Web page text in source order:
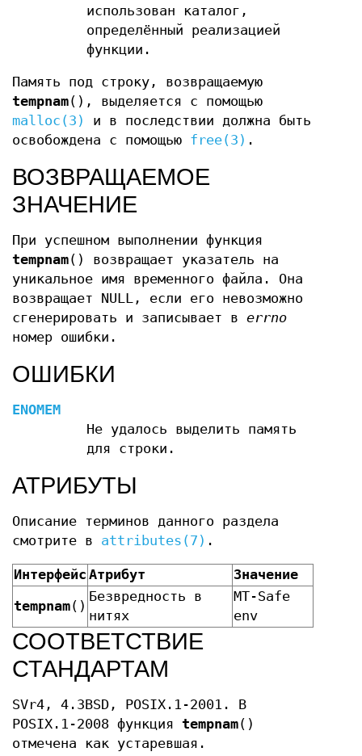
использован каталог,
определённый реализацией
функции.
Память под строку, возвращаемую
tempnam(), выделяется с помощью
malloc(3)
и в последствии должна быть
освобождена с помощью free(3) .
ВОЗВРАЩАЕМОЕ
ЗНАЧЕНИЕ
При успешном выполнении функция
tempnam() возвращает указатель на
уникальное имя временного файла. Она
возвращает NULL, если его невозможно
сгенерировать и записывает в errno
номер ошибки.
ОШИБКИ
ENOMEM
Не удалось выделить память
для строки.
АТРИБУТЫ
Описание терминов данного раздела
смотрите в attributes(7) .
Интерфейс Атрибут Значение
tempnam()
Безвредность в
нитях
MT-Safe
env
СООТВЕТСТВИЕ
СТАНДАРТАМ
SVr4, 4.3BSD, POSIX.1-2001. В
POSIX.1-2008 функция tempnam()
отмечена как устаревшая.